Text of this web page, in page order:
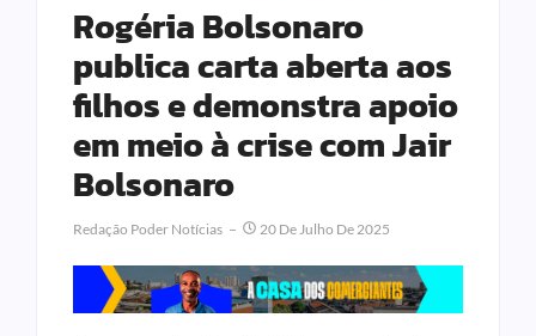
Rogéria Bolsonaro
publica carta aberta aos
filhos e demonstra apoio
em meio à crise com Jair
Bolsonaro
Redação Poder Notícias 20 De Julho De 2025